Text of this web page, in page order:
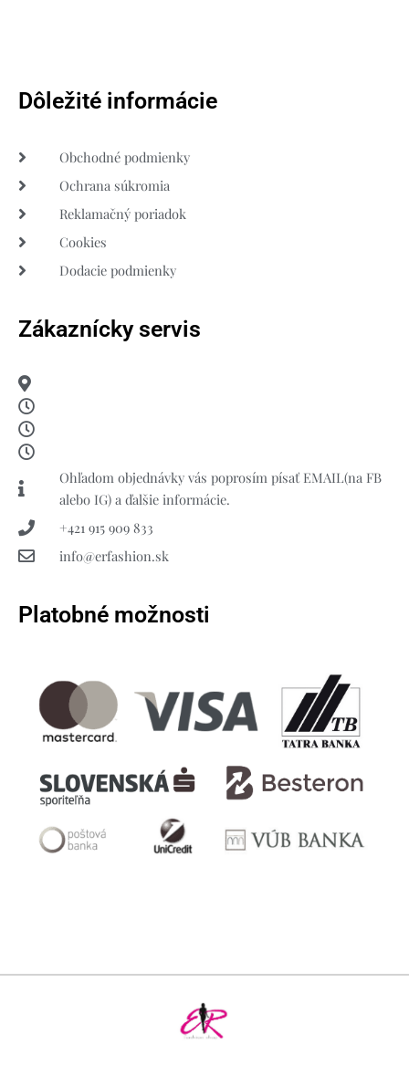
Dôležité informácie
Obchodné podmienky
Ochrana súkromia
Reklamačný poriadok
Cookies
Dodacie podmienky
Zákaznícky servis
Ohľadom objednávky vás poprosím písať EMAIL(na FB
alebo IG) a ďalšie informácie.
+421 915 909 833
info@erfashion.sk
Platobné možnosti